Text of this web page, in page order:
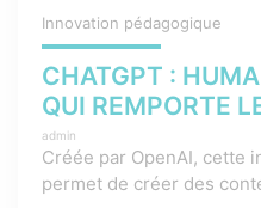
Innovation pédagogique
CHATGPT :
QUI REMPORTE
admin
Créée par OpenAI, cette
permet de créer des